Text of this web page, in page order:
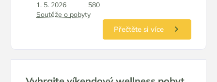
listopad
1. 5. 2026
580
Soutěže o pobyty
Přečtěte si více